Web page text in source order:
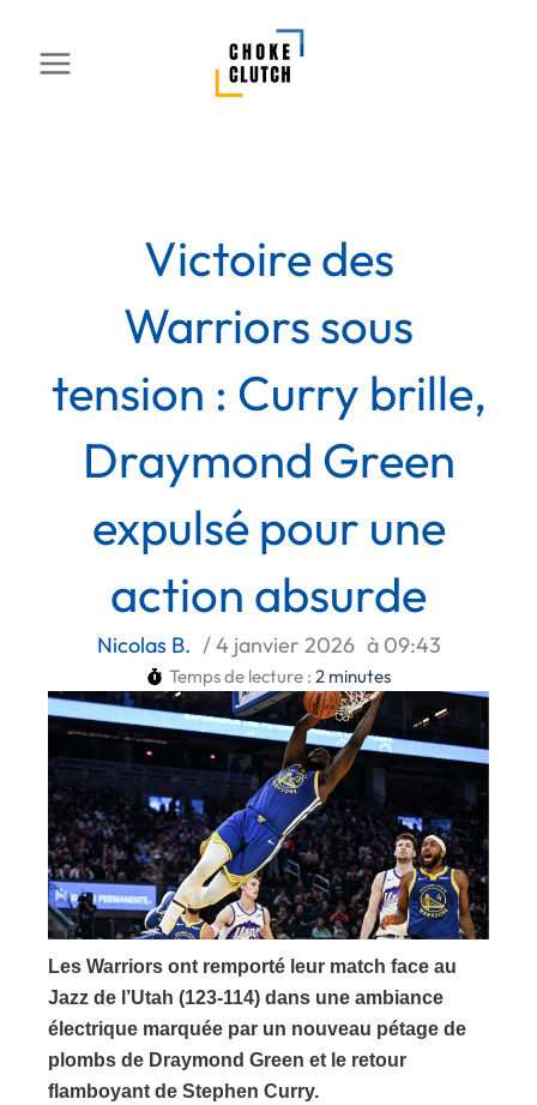
contenu
Victoire des
Warriors sous
tension : Curry brille,
Draymond Green
expulsé pour une
action absurde
Nicolas B. /4 janvier 2026 à 09:43
Temps de lecture : 2 minutes
Les Warriors ont remporté leur match face au
Jazz de l’Utah (123-114) dans une ambiance
électrique marquée par un nouveau pétage de
plombs de Draymond Green et le retour
flamboyant de Stephen Curry.